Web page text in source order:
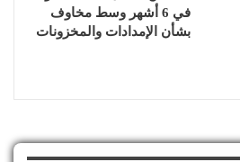
في 6 أشهر وسط مخاوف
بشأن الإمدادات والمخزونات